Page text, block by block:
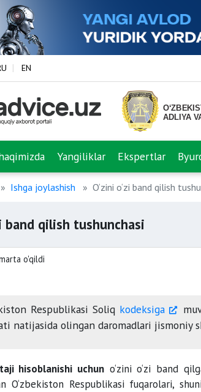
EN
Yangiliklar Ekspertlar
Ishga joylashish O‘zini o‘zi band qilish
band qilish tushunchasi
o'qildi
Respublikasi Soliq kodeksiga
natijasida olingan daromadlari jismoniy
hisoblanishi uchun o‘zini o‘zi band
O‘zbekiston Respublikasi fuqarolari,